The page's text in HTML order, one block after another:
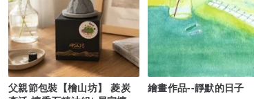
父親節包裝【檜山坊】 菱炭
繪畫作品--靜默的日子